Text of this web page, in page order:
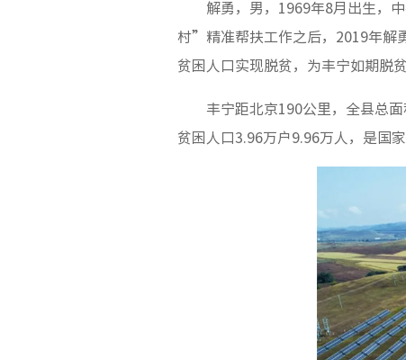
解勇，男，1969年8月出生，
村”精准帮扶工作之后，2019年解
贫困人口实现脱贫，为丰宁如期脱
丰宁距北京190公里，全县总
贫困人口3.96万户9.96万人，是国